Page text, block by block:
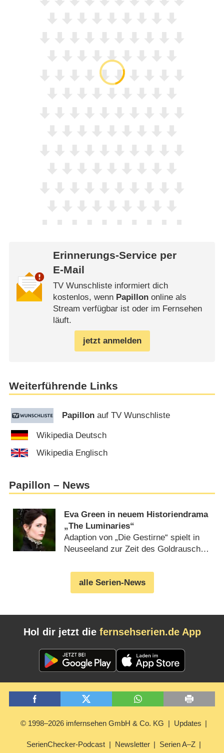
Erinnerungs-Service per
E-Mail
TV Wunschliste informiert dich
kostenlos, wenn Papillononline als
Stream verfügbar ist oder im Fernsehen
läuft.
jetzt anmelden
Weiterführende Links
Papillon auf TV Wunschliste
Wikipedia Deutsch
Wikipedia Englisch
Papillon – News
Eva Green in neuem Historiendrama
„The Luminaries“
Adaption von „Die Gestirne“ spielt in
Neuseeland zur Zeit des Goldrauschs
alle Serien-News
Hol dir jetzt die fernsehserien.de App
© 1998–2026 imfernsehen GmbH & Co. KG Updates
SerienChecker-Podcast Newsletter Serien A–Z